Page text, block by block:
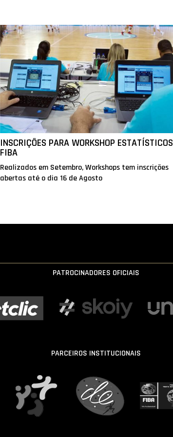
INSCRIÇÕES PARA WORKSHOP ESTATÍSTICOS
FIBA
Realizados em Setembro, Workshops tem inscrições
abertas até o dia 16 de Agosto
PATROCINADORES OFICIAIS
PARCEIROS INSTITUCIONAIS